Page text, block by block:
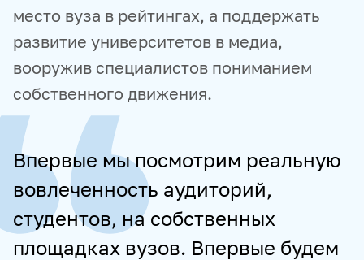
место вуза в рейтингах, а поддержать
развитие университетов в медиа,
вооружив специалистов пониманием
собственного движения.
Впервые мы посмотрим реальную
вовлеченность аудиторий,
студентов, на собственных
площадках вузов. Впервые будем